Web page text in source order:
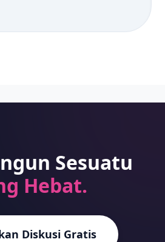
Sesuatu
Hebat.
Diskusi Gratis